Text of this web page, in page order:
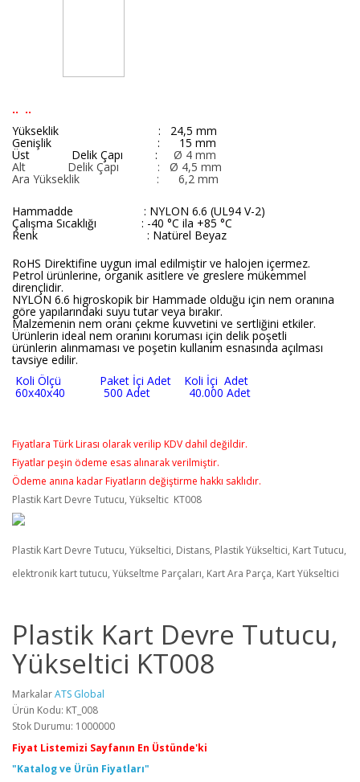
.. ..
Yükseklik : 24,5 mm
Genişlik : 15 mm
Üst Delik Çapı : Ø 4 mm
Alt Delik Çapı : Ø 4,5 mm
Ara Yükseklik : 6,2 mm
Hammadde : NYLON 6.6 (UL94 V-2)
Çalışma Sıcaklığı : -40 °C ila +85 °C
Renk : Natürel Beyaz
RoHS Direktifine uygun imal edilmiştir ve halojen içermez.
Petrol ürünlerine, organik asitlere ve greslere mükemmel
dirençlidir.
NYLON 6.6 higroskopik bir Hammade olduğu için nem oranına
göre yapılarındaki suyu tutar veya bırakır.
Malzemenin nem oranı çekme kuvvetini ve sertliğini etkiler.
Ürünlerin ideal nem oranını koruması için delik poşetli
ürünlerin alınmaması ve poşetin kullanım esnasında açılması
tavsiye edilir.
Koli Ölçü Paket İçi Adet Koli İçi Adet
60x40x40 500 Adet 40.000 Adet
Fiyatlara Türk Lirası olarak verilip KDV dahil değildir.
Fiyatlar peşin ödeme esas alınarak verilmiştir.
Ödeme anına kadar Fiyatların değiştirme hakkı saklıdır.
Plastik Kart Devre Tutucu, Yükseltic KT008
Plastik Kart Devre Tutucu, Yükseltici, Distans, Plastik Yükseltici, Kart Tutucu,
elektronik kart tutucu, Yükseltme Parçaları, Kart Ara Parça, Kart Yükseltici
Plastik Kart Devre Tutucu,
Yükseltici KT008
MarkalarATS Global
Ürün Kodu: KT_008
Stok Durumu: 1000000
Fiyat Listemizi Sayfanın En Üstünde'ki
"Katalog ve Ürün Fiyatları"